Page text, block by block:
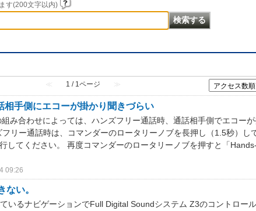
す(200文字以内)
≪ 1 / 1ページ ≫
相手側にエコーが掛かり聞きづらい
み合わせによっては、ハンズフリー通話時、通話相手側でエコー
リー通話時は、コマンダーのロータリーノブを長押し（1.5秒）し
してください。 再度コマンダーのロータリーノブを押すと「
09:26
ない。
いるナビゲーションでFull Digital Soundシステム Z3のコントロー